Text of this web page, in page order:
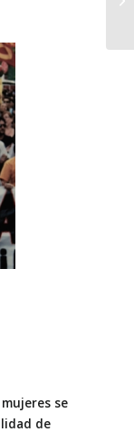
se
de